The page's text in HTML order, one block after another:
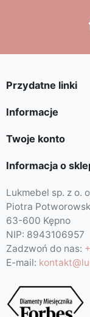
Przydatne linki
Informacje
Twoje konto
Informacja o
Lukmebel sp. z o.
Piotra
63-600 Kępno
NIP: 8943106957
Zadzwoń do nas:
E-mail: